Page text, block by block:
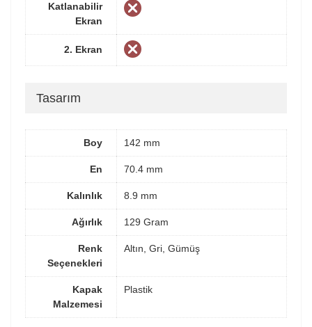
Katlanabilir
Ekran
2. Ekran
Tasarım
Boy 142 mm
En 70.4 mm
Kalınlık 8.9 mm
Ağırlık 129 Gram
Renk
Seçenekleri
Altın, Gri, Gümüş
Kapak
Malzemesi
Plastik